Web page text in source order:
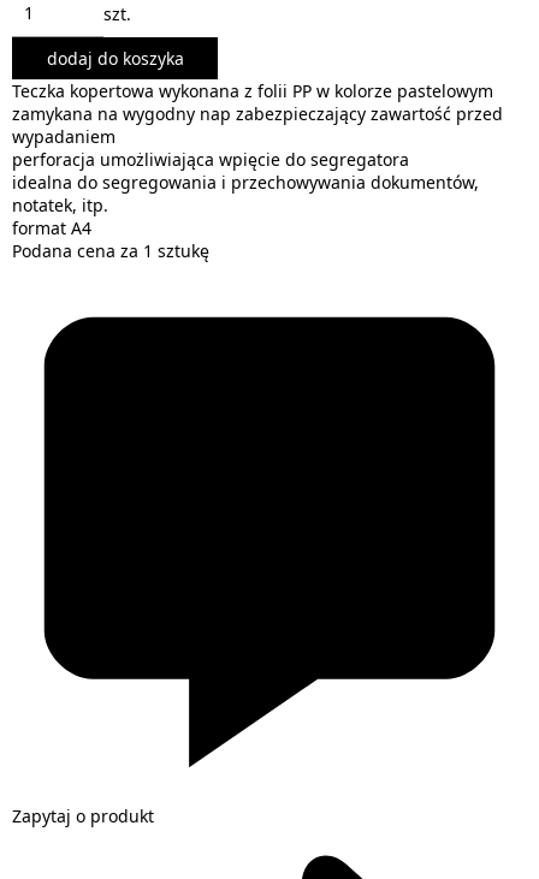
szt.
dodaj do koszyka
Teczka kopertowa wykonana z folii PP w kolorze pastelowym
zamykana na wygodny nap zabezpieczający zawartość przed
wypadaniem
perforacja umożliwiająca wpięcie do segregatora
idealna do segregowania i przechowywania dokumentów,
notatek, itp.
format A4
Podana cena za 1 sztukę
Zapytaj o produkt